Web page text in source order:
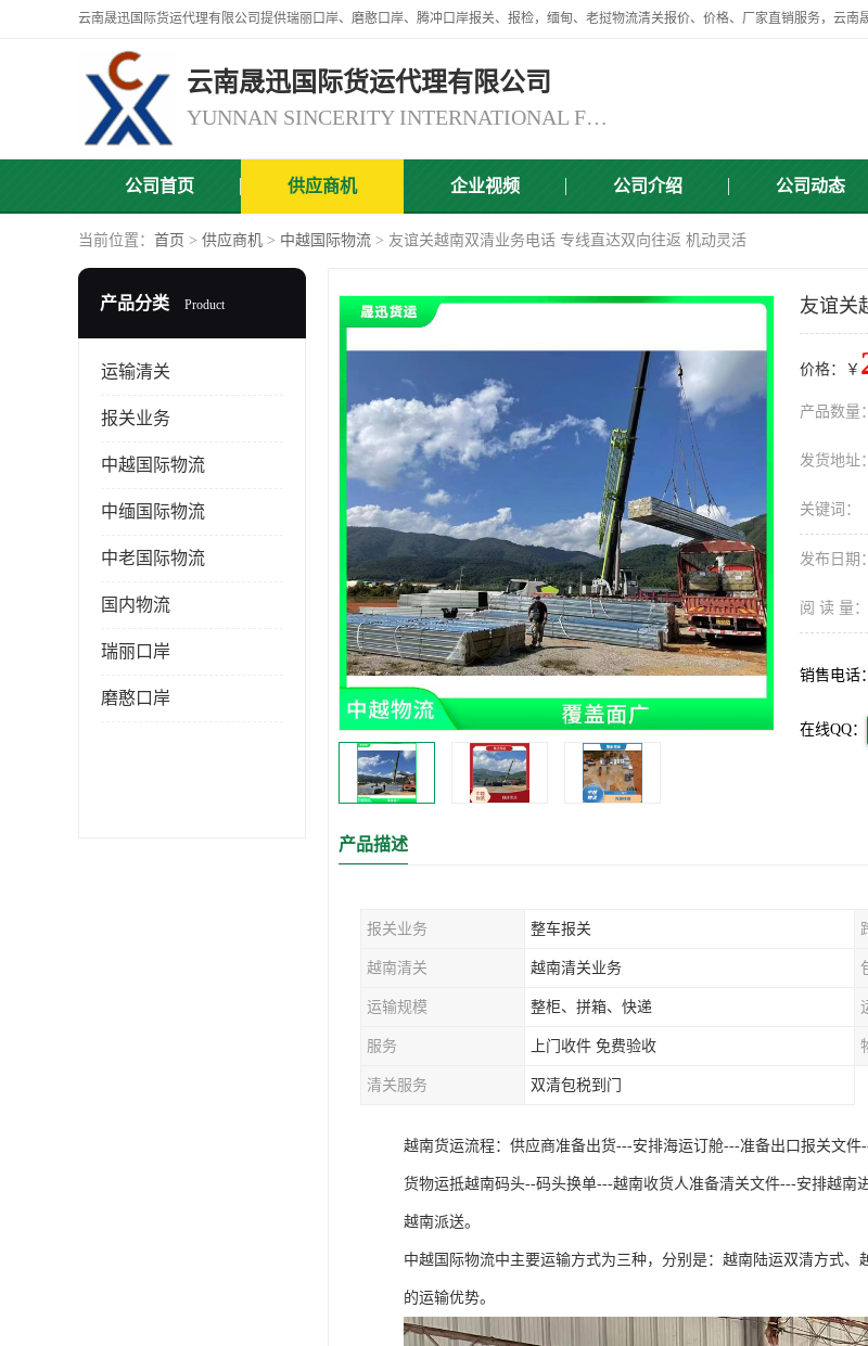
云南晟迅国际货运代理有限公司
YUNNAN SINCERITY INTERNATIONAL FREIGHT FOR WARDING CO.,LTD
公司首页 供应商机 企业视频 公司介绍 公司动态
当前位置： 首页 > 供应商机 > 中越国际物流 > 友谊关越南双清业务电话 专线直达双向往返 机动灵活
产品分类 Product
运输清关
报关业务
中越国际物流
中缅国际物流
中老国际物流
国内物流
瑞丽口岸
磨憨口岸
友谊关
价格：￥
产品数量：
发货地址：
关键词：
发布日期：
阅 读 量：
销售电话：
在线QQ：
产品描述
报关业务 整车报关
越南清关 越南清关业务
运输规模 整柜、拼箱、快递
服务 上门收件 免费验收
清关服务 双清包税到门
越南货运流程：供应商准备出货---安排海运订舱---准备出口报关文
货物运抵越南码头--码头换单---越南收货人准备清关文件---安排越
越南派送。
中越国际物流中主要运输方式为三种，分别是：越南陆运双清方式
的运输优势。